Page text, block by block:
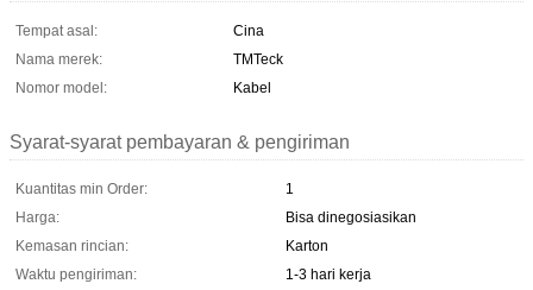
Tempat asal:
Cina
Nama merek:
TMTeck
Nomor model:
Kabel
Syarat-syarat pembayaran & pengiriman
Kuantitas min Order:
1
Harga:
Bisa dinegosiasikan
Kemasan rincian:
Karton
Waktu pengiriman:
1-3 hari kerja